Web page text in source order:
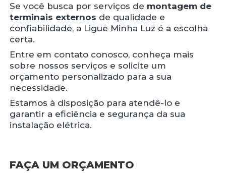
Se você busca por serviços de montagem de
terminais externos de qualidade e
confiabilidade, a Ligue Minha Luz é a escolha
certa.
Entre em contato conosco, conheça mais
sobre nossos serviços e solicite um
orçamento personalizado para a sua
necessidade.
Estamos à disposição para atendê-lo e
garantir a eficiência e segurança da sua
instalação elétrica.
FAÇA UM ORÇAMENTO